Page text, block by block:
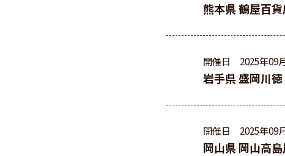
熊本県 鶴屋百
開催日 2025年09月
岩手県 盛岡川徳
開催日 2025年09月
岡山県 岡山高